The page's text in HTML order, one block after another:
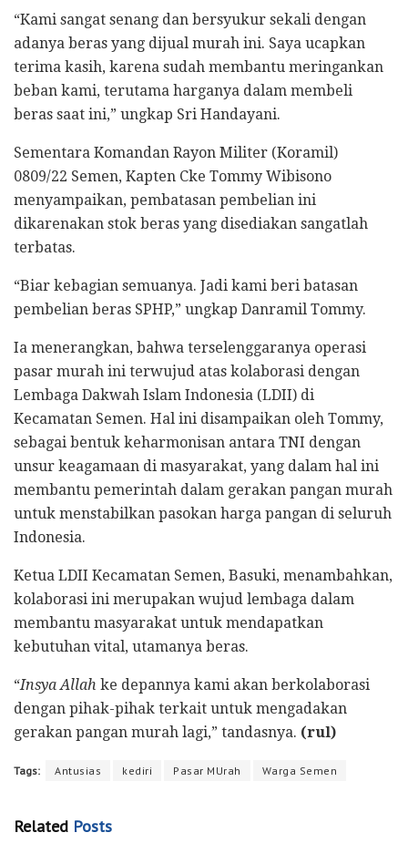
“Kami sangat senang dan bersyukur sekali dengan
adanya beras yang dijual murah ini. Saya ucapkan
terima kasih, karena sudah membantu meringankan
beban kami, terutama harganya dalam membeli
beras saat ini,” ungkap Sri Handayani.
Sementara Komandan Rayon Militer (Koramil)
0809/22 Semen, Kapten Cke Tommy Wibisono
menyampaikan, pembatasan pembelian ini
dikarenakan stok beras yang disediakan sangatlah
terbatas.
“Biar kebagian semuanya. Jadi kami beri batasan
pembelian beras SPHP,” ungkap Danramil Tommy.
Ia menerangkan, bahwa terselenggaranya operasi
pasar murah ini terwujud atas kolaborasi dengan
Lembaga Dakwah Islam Indonesia (LDII) di
Kecamatan Semen. Hal ini disampaikan oleh Tommy,
sebagai bentuk keharmonisan antara TNI dengan
unsur keagamaan di masyarakat, yang dalam hal ini
membantu pemerintah dalam gerakan pangan murah
untuk menstabilkan pasokan harga pangan di seluruh
Indonesia.
Ketua LDII Kecamatan Semen, Basuki, menambahkan,
kolaborasi ini merupakan wujud lembaga dalam
membantu masyarakat untuk mendapatkan
kebutuhan vital, utamanya beras.
“Insya Allah ke depannya kami akan berkolaborasi
dengan pihak-pihak terkait untuk mengadakan
gerakan pangan murah lagi,” tandasnya. (rul)
Tags: Antusias kediri Pasar MUrah Warga Semen
Related Posts